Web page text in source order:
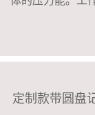
定制款带圆盘